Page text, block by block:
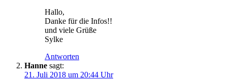
Hallo,
Danke für die Infos!!
und viele Grüße
Sylke
Antworten
Hanne sagt:
21. Juli 2018 um 20:44 Uhr